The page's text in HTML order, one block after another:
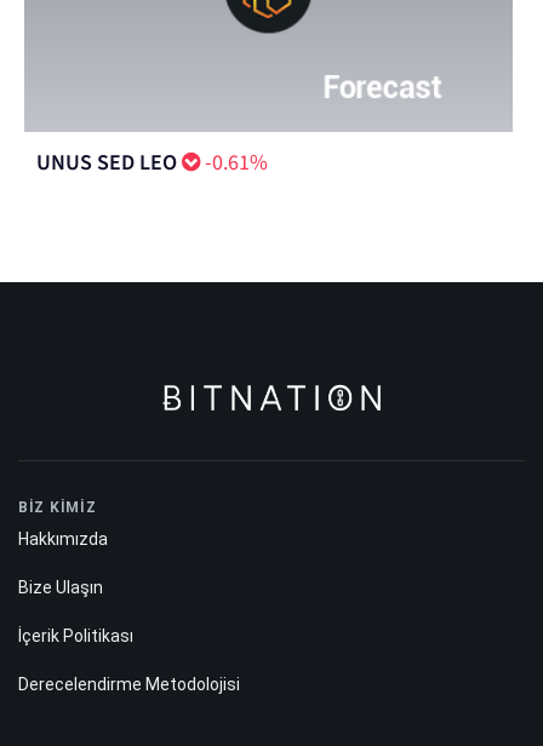
UNUS SED LEO -0.61%
BİZ KİMİZ
Hakkımızda
Bize Ulaşın
İçerik Politikası
Derecelendirme Metodolojisi